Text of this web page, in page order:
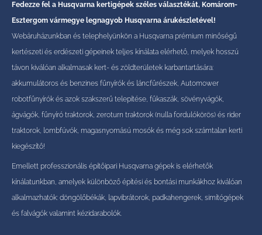
Fedezze fel a Husqvarna kertigépek széles választékát, Komárom-
Esztergom vármegye legnagyob Husqvarna árukészletével!
Webáruházunkban és telephelyünkön a Husqvarna prémium minőségű
kertészeti és erdészeti gépeinek teljes kínálata elérhető, melyek hosszú
távon kiválóan alkalmasak kert- és zöldterületek karbantartására:
akkumulátoros és benzines fűnyírók és láncfűrészek, Automower
robotfűnyírók és azok szakszerű telepítése, fűkaszák, sövényvágók,
ágvágók, fűnyíró traktorok, zeroturn traktorok (nulla fordulókörös) és rider
traktorok, lombfúvók, magasnyomású mosók és még sok számtalan kerti
kiegészítő!
Emellett professzionális építőipari Husqvarna gépek is elérhetők
kínálatunkban, amelyek különböző építési és bontási munkákhoz kiválóan
alkalmazhatók: döngölőbékák, lapvibrátorok, padkahengerek, simítógépek
és falvágók valamint kézidarabolók.